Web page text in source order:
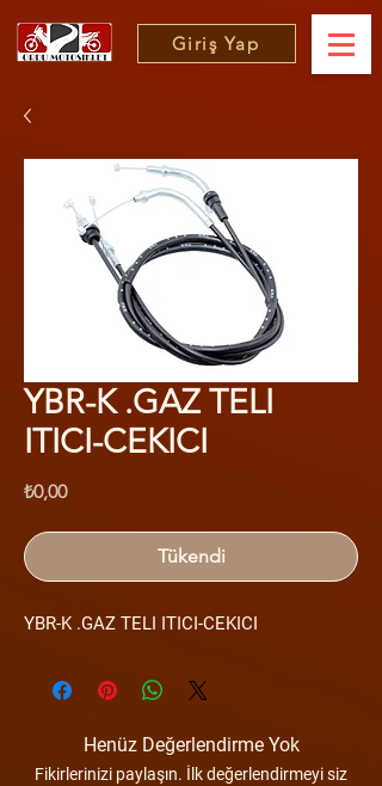
Giriş Yap
YBR-K .GAZ TELI
ITICI-CEKICI
₺0,00Fiyat
Tükendi
YBR-K .GAZ TELI ITICI-CEKICI
Henüz Değerlendirme Yok
Fikirlerinizi paylaşın. İlk değerlendirmeyi siz